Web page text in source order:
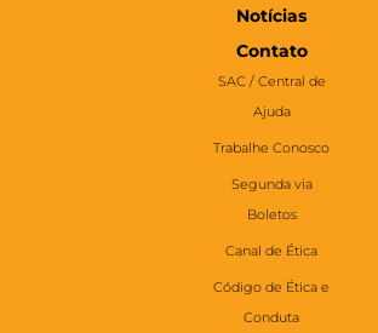
Notícias
Contato
SAC / Central de
Ajuda
Trabalhe Conosco
Segunda via
Boletos
Canal de Ética
Código de Ética e
Conduta